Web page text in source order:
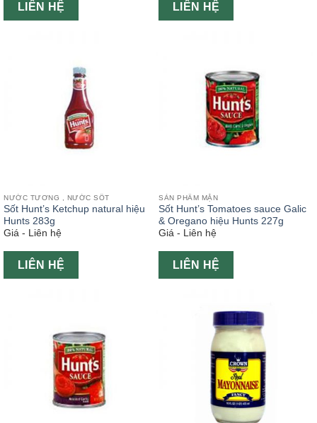
LIÊN HỆ LIÊN HỆ
NƯỚC TƯƠNG , NƯỚC SỐT
Sốt Hunt’s Ketchup natural hiệu
Hunts 283g
Giá - Liên hệ
LIÊN HỆ
SẢN PHẨM MẶN
Sốt Hunt’s Tomatoes sauce Galic
& Oregano hiệu Hunts 227g
Giá - Liên hệ
LIÊN HỆ